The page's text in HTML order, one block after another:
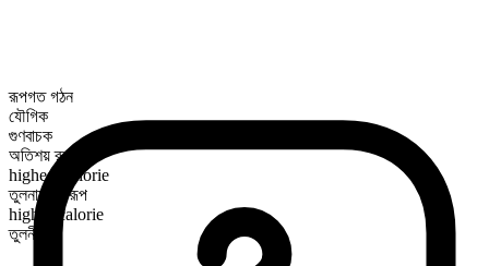
রূপগত গঠন
যৌগিক
গুণবাচক
অতিশয় রূপ
highest-calorie
তুলনামূলক রূপ
higher-calorie
তুলনীয়